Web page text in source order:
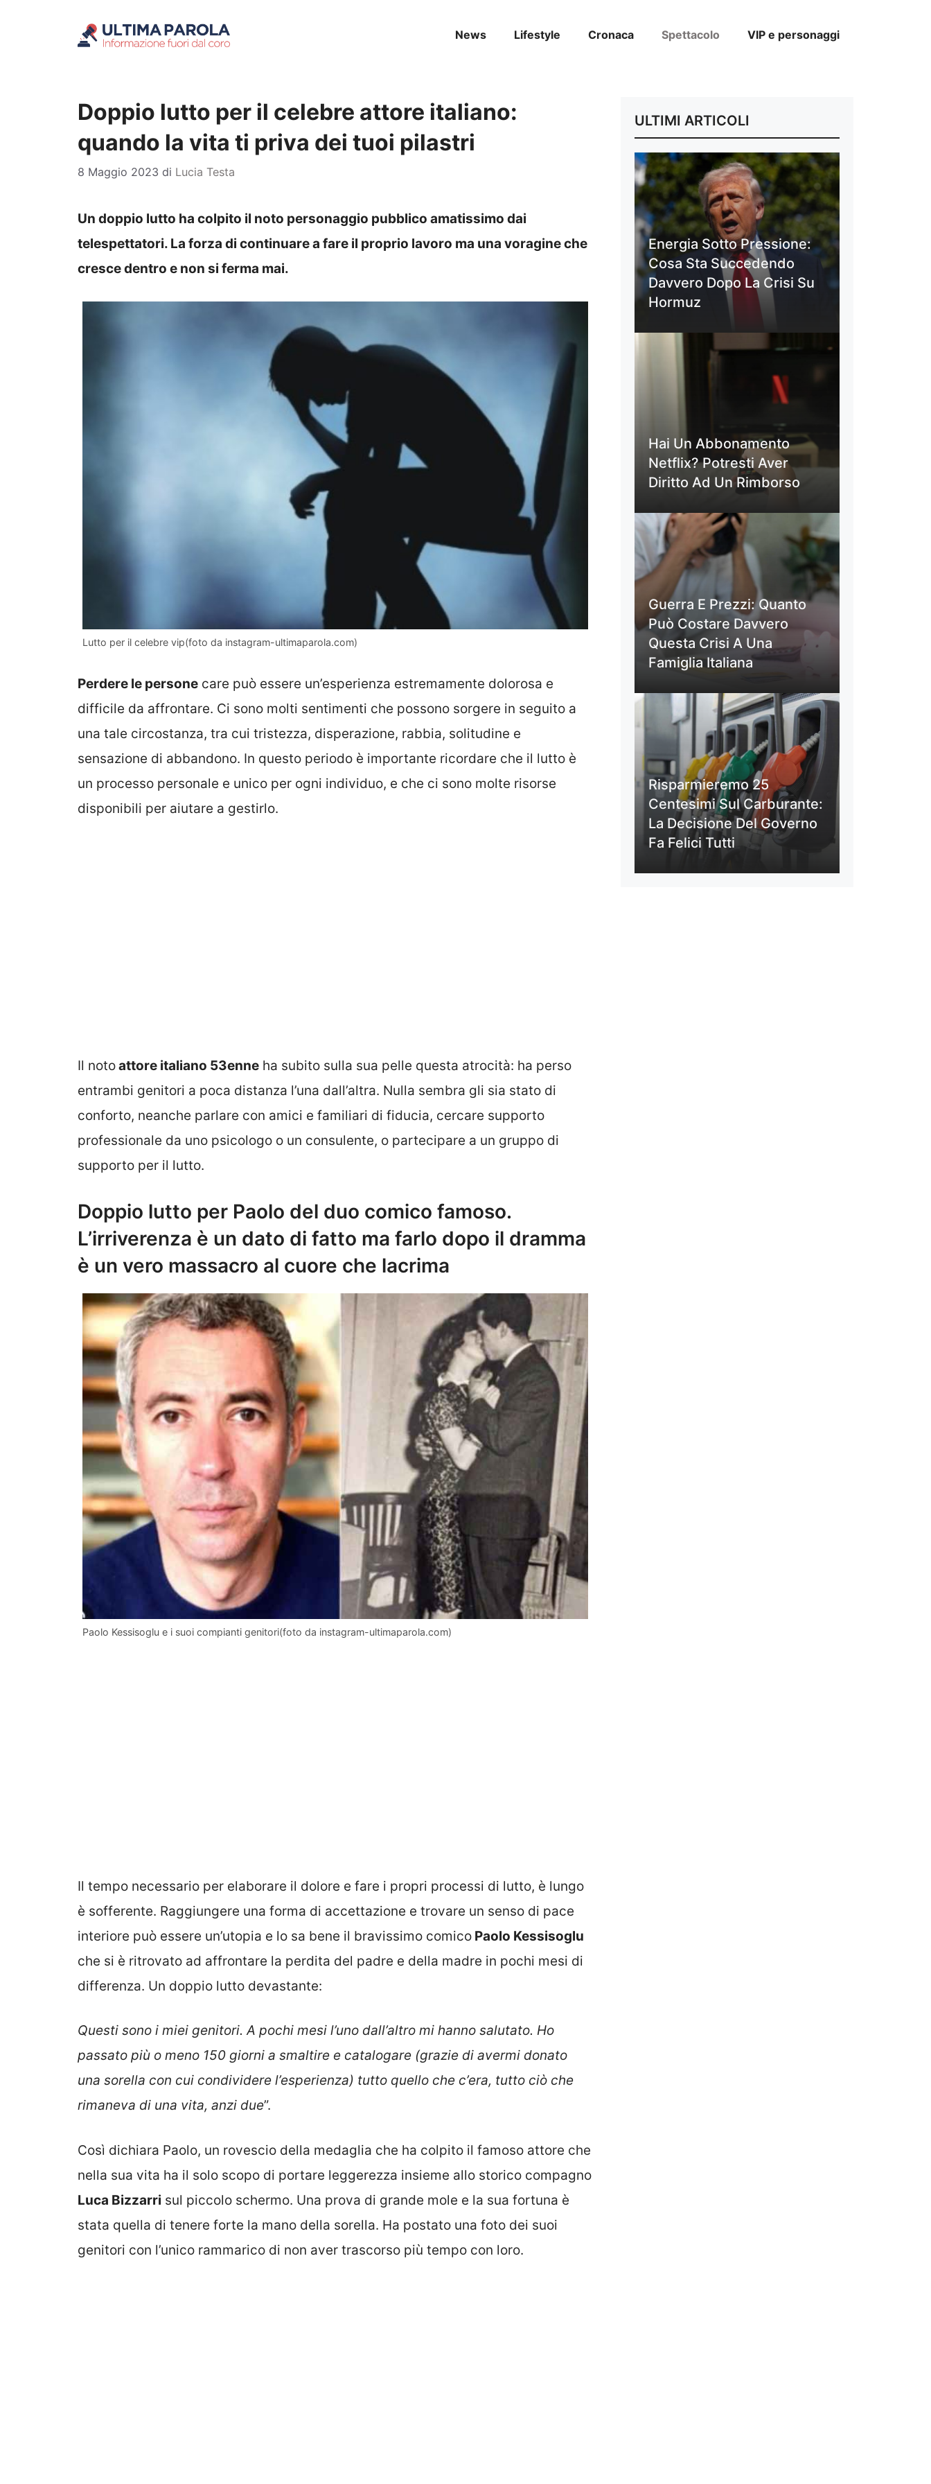
News Lifestyle Cronaca Spettacolo VIP e personaggi
Doppio lutto per il celebre attore italiano:
quando la vita ti priva dei tuoi pilastri
8 Maggio 2023 di Lucia Testa
Un doppio lutto ha colpito il noto personaggio pubblico amatissimo dai
telespettatori. La forza di continuare a fare il proprio lavoro ma una voragine che
cresce dentro e non si ferma mai.
Lutto per il celebre vip(foto da instagram-ultimaparola.com)
Perdere le persone care può essere un’esperienza estremamente dolorosa e
difficile da affrontare. Ci sono molti sentimenti che possono sorgere in seguito a
una tale circostanza, tra cui tristezza, disperazione, rabbia, solitudine e
sensazione di abbandono. In questo periodo è importante ricordare che il lutto è
un processo personale e unico per ogni individuo, e che ci sono molte risorse
disponibili per aiutare a gestirlo.
Il notoattore italiano 53enne ha subito sulla sua pelle questa atrocità: ha perso
entrambi genitori a poca distanza l’una dall’altra. Nulla sembra gli sia stato di
conforto, neanche parlare con amici e familiari di fiducia, cercare supporto
professionale da uno psicologo o un consulente, o partecipare a un gruppo di
supporto per il lutto.
Doppio lutto per Paolo del duo comico famoso.
L’irriverenza è un dato di fatto ma farlo dopo il dramma
è un vero massacro al cuore che lacrima
Paolo Kessisoglu e i suoi compianti genitori(foto da instagram-ultimaparola.com)
Il tempo necessario per elaborare il dolore e fare i propri processi di lutto, è lungo
è sofferente. Raggiungere una forma di accettazione e trovare un senso di pace
interiore può essere un’utopia e lo sa bene il bravissimo comico Paolo Kessisoglu
che si è ritrovato ad affrontare la perdita del padre e della madre in pochi mesi di
differenza. Un doppio lutto devastante:
Questi sono i miei genitori. A pochi mesi l’uno dall’altro mi hanno salutato. Ho
passato più o meno 150 giorni a smaltire e catalogare (grazie di avermi donato
una sorella con cui condividere l’esperienza) tutto quello che c’era, tutto ciò che
rimaneva di una vita, anzi due”.
Così dichiara Paolo, un rovescio della medaglia che ha colpito il famoso attore che
nella sua vita ha il solo scopo di portare leggerezza insieme allo storico compagno
Luca Bizzarri sul piccolo schermo. Una prova di grande mole e la sua fortuna è
stata quella di tenere forte la mano della sorella. Ha postato una foto dei suoi
genitori con l’unico rammarico di non aver trascorso più tempo con loro.
ULTIMI ARTICOLI
Energia Sotto Pressione:
Cosa Sta Succedendo
Davvero Dopo La Crisi Su
Hormuz
Hai Un Abbonamento
Netflix? Potresti Aver
Diritto Ad Un Rimborso
Guerra E Prezzi: Quanto
Può Costare Davvero
Questa Crisi A Una
Famiglia Italiana
Risparmieremo 25
Centesimi Sul Carburante:
La Decisione Del Governo
Fa Felici Tutti